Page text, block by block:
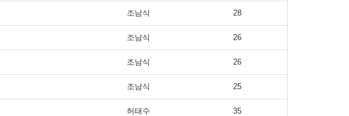
조남식 28
조남식 26
조남식 26
조남식 25
허태수 35